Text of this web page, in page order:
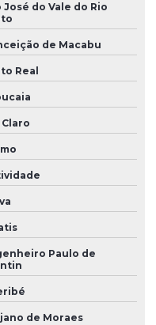
José do Vale do Rio
de Macabu
Real
Claro
Paulo de
de Moraes